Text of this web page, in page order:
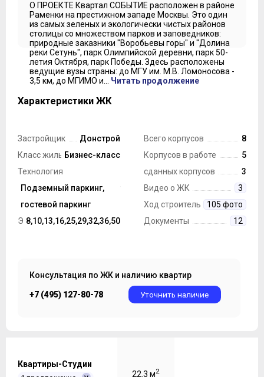
О ПРОЕКТЕ Квартал СОБЫТИЕ расположен в районе
Раменки на престижном западе Москвы. Это один
из самых зеленых и экологически чистых районов
столицы со множеством парков и заповедников:
природные заказники "Воробьевы горы" и "Долина
реки Сетунь", парк Олимпийской деревни, парк 50-
летия Октября, парк Победы. Здесь расположены
ведущие вузы страны: до МГУ им. М.В. Ломоносова -
3,5 км, до МГИМО и... Читать продолжение
Характеристики ЖК
Застройщик
Донстрой
Класс жильяБизнес-класс
Технология
строительства
Монолит
Парковка
Подземный паркинг,
гостевой паркинг
Этажность ЖК
8,10,13,16,25,29,32,36,50
Всего корпусов
8
Корпусов в работе
5
сданных корпусов
3
Видео о ЖК
3
Ход строительства105 фото
Документы
12
Консультация по ЖК и наличию квартир
+7 (495) 127-80-78 Уточнить наличие
Квартиры-Студии
22.3 м2